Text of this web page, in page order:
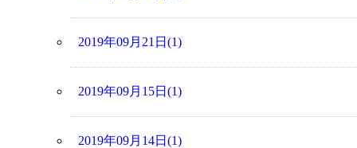
2019年09月21日(1)
2019年09月15日(1)
2019年09月14日(1)